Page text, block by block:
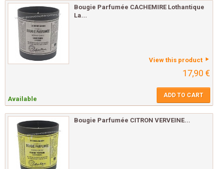
Bougie Parfumée CACHEMIRE Lothantique
La...
View this product
17,90 €
Available ADD TO CART
Bougie Parfumée CITRON VERVEINE...